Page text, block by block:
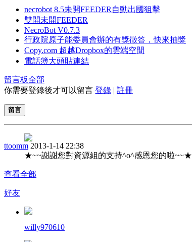
necrobot 8.5未開FEEDER自動出國狙擊
雙開未開FEEDER
NecroBot V0.7.3
行政院原子能委員會辦的有獎徵答，快來抽獎
Copy.com 超越Dropbox的雲端空間
電話簿大頭貼連結
留言板全部
你需要登錄後才可以留言 登錄 | 註冊
留言
ttoomm 2013-1-14 22:38
★~~謝謝您對資源組的支持^o^感恩您的啦~~★
查看全部
好友
willy970610